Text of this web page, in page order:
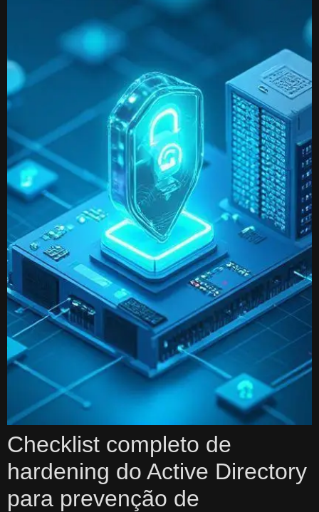
Checklist completo de
hardening do Active Directory
para prevenção de